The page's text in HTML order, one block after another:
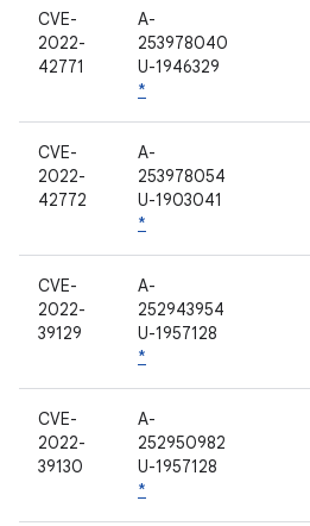
CVE-
2022-
42771
A-
253978040
U-1946329
*
CVE-
2022-
42772
A-
253978054
U-1903041
*
CVE-
2022-
39129
A-
252943954
U-1957128
*
CVE-
2022-
39130
A-
252950982
U-1957128
*